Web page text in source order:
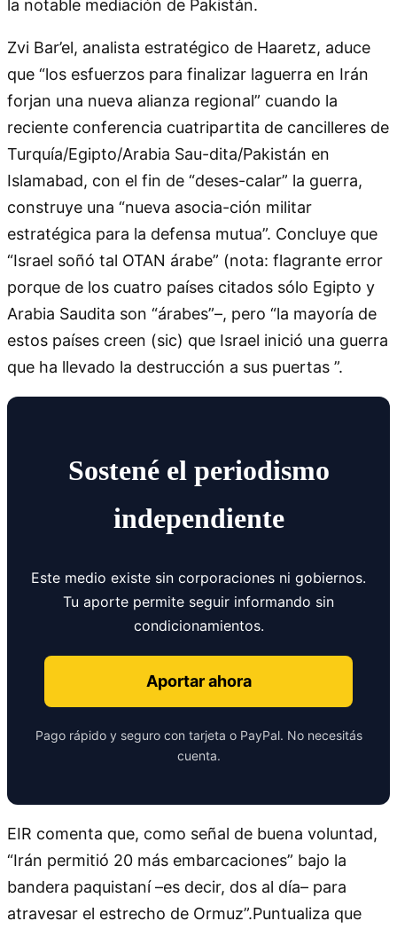
la notable mediación de Pakistán.
Zvi Bar’el, analista estratégico de Haaretz, aduce
que “los esfuerzos para finalizar laguerra en Irán
forjan una nueva alianza regional” cuando la
reciente conferencia cuatripartita de cancilleres de
Turquía/Egipto/Arabia Sau-dita/Pakistán en
Islamabad, con el fin de “deses-calar” la guerra,
construye una “nueva asocia-ción militar
estratégica para la defensa mutua”. Concluye que
“Israel soñó tal OTAN árabe” (nota: flagrante error
porque de los cuatro países citados sólo Egipto y
Arabia Saudita son “árabes”–, pero “la mayoría de
estos países creen (sic) que Israel inició una guerra
que ha llevado la destrucción a sus puertas ”.
Sostené el periodismo
independiente
Este medio existe sin corporaciones ni gobiernos.
Tu aporte permite seguir informando sin
condicionamientos.
Aportar ahora
Pago rápido y seguro con tarjeta o PayPal. No necesitás
cuenta.
EIR comenta que, como señal de buena voluntad,
“Irán permitió 20 más embarcaciones” bajo la
bandera paquistaní –es decir, dos al día– para
atravesar el estrecho de Ormuz”.Puntualiza que